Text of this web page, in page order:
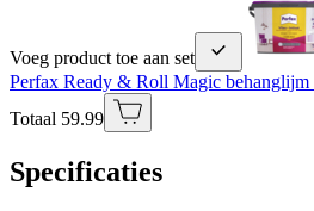
Voeg product toe aan set
Perfax Ready & Roll Magic behanglijm
Totaal 59.99
Specificaties